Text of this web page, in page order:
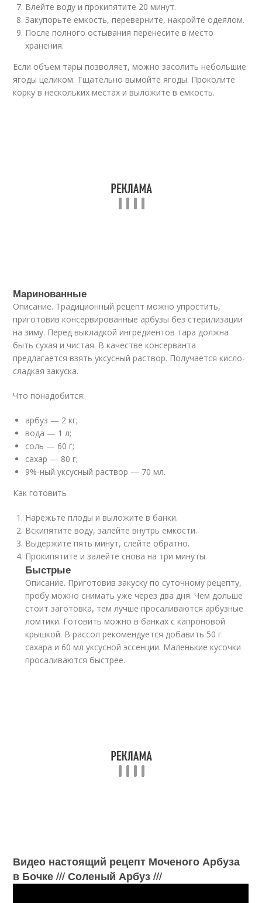
Влейте воду и прокипятите 20 минут.
Закупорьте емкость, переверните, накройте одеялом.
После полного остывания перенесите в место
хранения.
Если объем тары позволяет, можно засолить небольшие
ягоды целиком. Тщательно вымойте ягоды. Проколите
корку в нескольких местах и выложите в емкость.
Маринованные
Описание. Традиционный рецепт можно упростить,
приготовив консервированные арбузы без стерилизации
на зиму. Перед выкладкой ингредиентов тара должна
быть сухая и чистая. В качестве консерванта
предлагается взять уксусный раствор. Получается кисло-
сладкая закуска.
Что понадобится:
арбуз — 2 кг;
вода — 1 л;
соль — 60 г;
сахар — 80 г;
9%-ный уксусный раствор — 70 мл.
Как готовить
Нарежьте плоды и выложите в банки.
Вскипятите воду, залейте внутрь емкости.
Выдержите пять минут, слейте обратно.
Прокипятите и залейте снова на три минуты.
Быстрые
Описание. Приготовив закуску по суточному рецепту,
пробу можно снимать уже через два дня. Чем дольше
стоит заготовка, тем лучше просаливаются арбузные
ломтики. Готовить можно в банках с капроновой
крышкой. В рассол рекомендуется добавить 50 г
сахара и 60 мл уксусной эссенции. Маленькие кусочки
просаливаются быстрее.
Видео настоящий рецепт Моченого Арбуза
в Бочке /// Соленый Арбуз ///